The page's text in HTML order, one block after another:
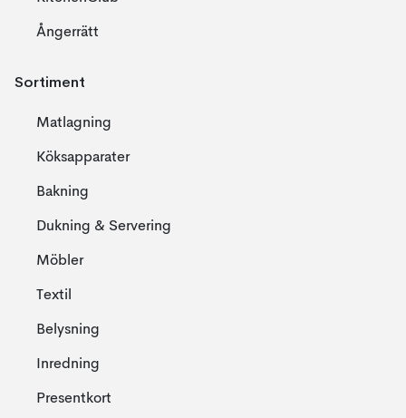
Ångerrätt
Sortiment
Matlagning
Köksapparater
Bakning
Dukning & Servering
Möbler
Textil
Belysning
Inredning
Presentkort